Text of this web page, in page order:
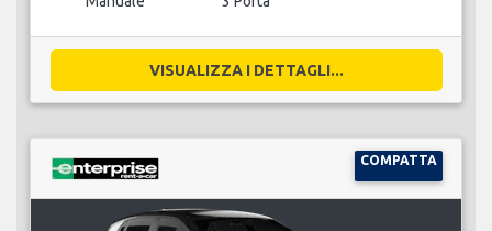
VISUALIZZA I DETTAGLI...
COMPATTA